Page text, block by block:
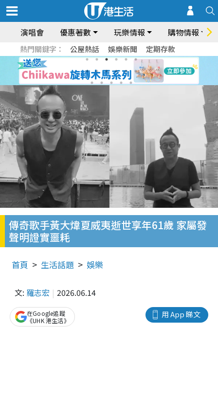
演唱會 優惠著數 玩樂情報 購物情報
熱門關鍵字： 公屋熱話 娛樂新聞 定期存款
傳奇歌手黃大煒夏威夷逝世享年61歲 家屬發
聲明證實噩耗
首頁 生活話題 娛樂
文: 羅志宏 2026.06.14
用 App 睇文
在Google追蹤
《UHK 港生活》